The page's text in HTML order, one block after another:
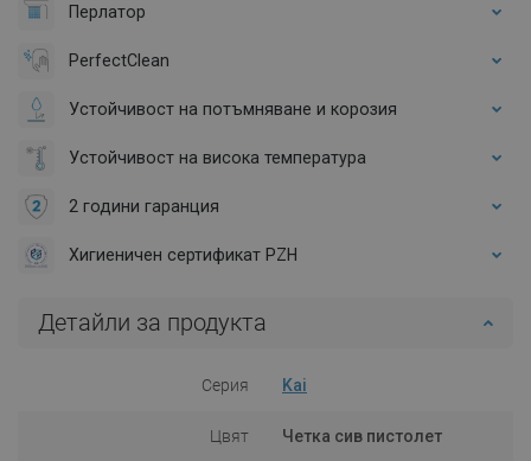
Перлатор
PerfectClean
Устойчивост на потъмняване и корозия
Устойчивост на висока температура
2 години гаранция
Хигиеничен сертификат PZH
Детайли за продукта
Серия Kai
Цвят Четка сив пистолет